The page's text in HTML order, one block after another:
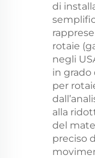
di
rotaie
negli
in grado
per
alla
del
preciso